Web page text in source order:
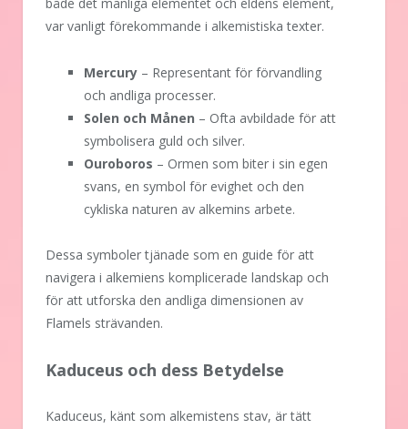
var vanligt förekommande i alkemistiska texter.
Mercury – Representant för förvandling
och andliga processer.
Solen och Månen – Ofta avbildade för att
symbolisera guld och silver.
Ouroboros – Ormen som biter i sin egen
svans, en symbol för evighet och den
cykliska naturen av alkemins arbete.
Dessa symboler tjänade som en guide för att
navigera i alkemiens komplicerade landskap och
för att utforska den andliga dimensionen av
Flamels strävanden.
Kaduceus och dess Betydelse
Kaduceus, känt som alkemistens stav, är tätt